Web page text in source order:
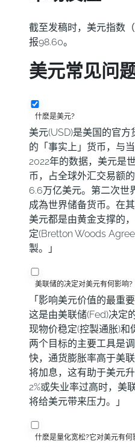
截至发稿时，美元指数（
报98.60。
美元常见问
什麽是美元?
美元(USD)是美国的官
的「事实上」货币，与
2022年的数据，美元是
币，占全球外汇交易额
6.6万亿美元。第二次世
成為世界储备货币。在
美元都是由黄金支撑的
定(Bretton Woods
製。」
美联储的决定对美元有何影响?
「影响美元价值的最重
这是由美联储(Fed)决定
现物价稳定(控製通胀)
两个目标的主要工具是
快，通货膨胀率高于美
将加息，这有助于美元
2%或失业率过高时，美
将给美元带来压力。」
什麽是量化宽松?它对美元有何